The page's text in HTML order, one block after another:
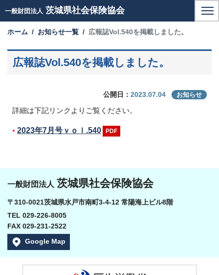
一般財団法人 茨城県社会保険協会
ホーム お知らせ一覧 広報誌Vol.540を掲載しました。
広報誌Vol.540を掲載しました。
公開日： 2023.07.04 お知らせ
詳細は下記リンクよりご覧ください。
2023年7月号ｖｏｌ.540
一般財団法人 茨城県社会保険協会
〒310-0021茨城県水戸市南町3-4-12 常陽海上ビル8階
TEL 029-226-8005
FAX 029-231-2522
Google Map